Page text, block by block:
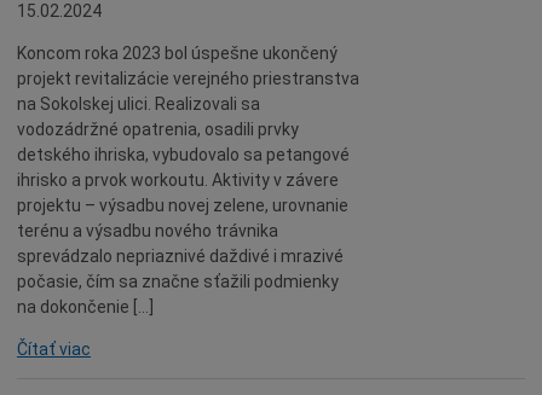
15.02.2024
Koncom roka 2023 bol úspešne ukončený
projekt revitalizácie verejného priestranstva
na Sokolskej ulici. Realizovali sa
vodozádržné opatrenia, osadili prvky
detského ihriska, vybudovalo sa petangové
ihrisko a prvok workoutu. Aktivity v závere
projektu – výsadbu novej zelene, urovnanie
terénu a výsadbu nového trávnika
sprevádzalo nepriaznivé daždivé i mrazivé
počasie, čím sa značne sťažili podmienky
na dokončenie […]
Čítať viac